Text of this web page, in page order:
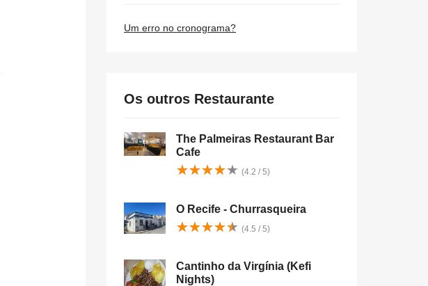
Um erro no cronograma?
Os outros Restaurante
The Palmeiras Restaurant Bar
Cafe
★★★★★
★★★★★ (4.2 / 5)
O Recife - Churrasqueira
★★★★★
★★★★★ (4.5 / 5)
Cantinho da Virgínia (Kefi
Nights)